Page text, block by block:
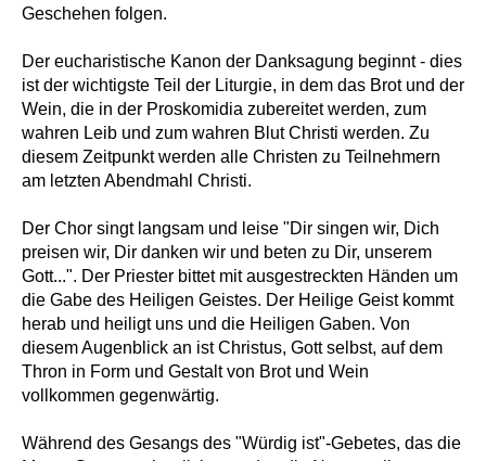
Geschehen folgen.
Der eucharistische Kanon der Danksagung beginnt - dies
ist der wichtigste Teil der Liturgie, in dem das Brot und der
Wein, die in der Proskomidia zubereitet werden, zum
wahren Leib und zum wahren Blut Christi werden. Zu
diesem Zeitpunkt werden alle Christen zu Teilnehmern
am letzten Abendmahl Christi.
Der Chor singt langsam und leise "Dir singen wir, Dich
preisen wir, Dir danken wir und beten zu Dir, unserem
Gott...". Der Priester bittet mit ausgestreckten Händen um
die Gabe des Heiligen Geistes. Der Heilige Geist kommt
herab und heiligt uns und die Heiligen Gaben. Von
diesem Augenblick an ist Christus, Gott selbst, auf dem
Thron in Form und Gestalt von Brot und Wein
vollkommen gegenwärtig.
Während des Gesangs des "Würdig ist"-Gebetes, das die